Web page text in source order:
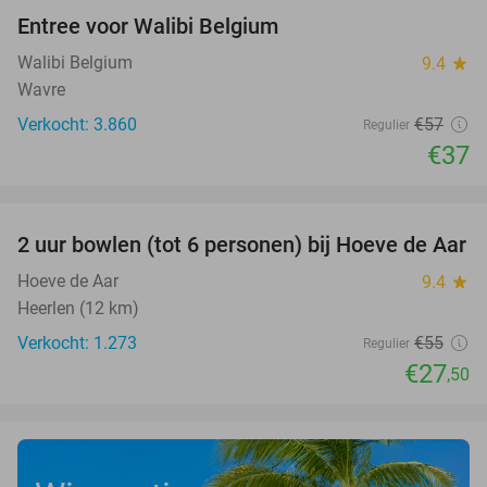
Entree voor Walibi Belgium
Walibi Belgium 9.4 star
Wavre
Verkocht: 3.860
Regulier €57
€37
50%
2 uur bowlen (tot 6 personen) bij Hoeve de Aar
Hoeve de Aar 9.4 star
Heerlen (12 km)
Verkocht: 1.273
Regulier €55
€27,50